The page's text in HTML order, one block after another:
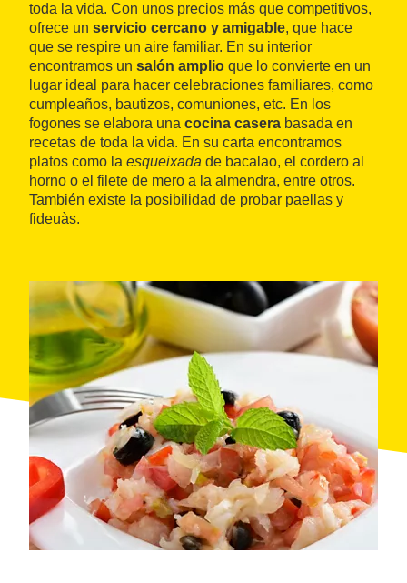
toda la vida. Con unos precios más que competitivos,
ofrece un servicio cercano y amigable, que hace
que se respire un aire familiar. En su interior
encontramos un salón amplio que lo convierte en un
lugar ideal para hacer celebraciones familiares, como
cumpleaños, bautizos, comuniones, etc. En los
fogones se elabora una cocina casera basada en
recetas de toda la vida. En su carta encontramos
platos como la esqueixada de bacalao, el cordero al
horno o el filete de mero a la almendra, entre otros.
También existe la posibilidad de probar paellas y
fideuàs.